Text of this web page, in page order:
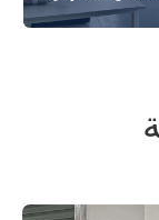
لآلة الطحن